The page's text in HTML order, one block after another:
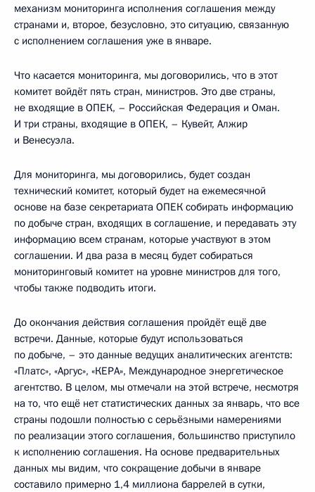
механизм мониторинга исполнения соглашения между
странами и, второе, безусловно, это ситуацию, связанную
с исполнением соглашения уже в январе.
Что касается мониторинга, мы договорились, что в этот
комитет войдёт пять стран, министров. Это две страны,
не входящие в ОПЕК, – Российская Федерация и Оман.
И три страны, входящие в ОПЕК, – Кувейт, Алжир
и Венесуэла.
Для мониторинга, мы договорились, будет создан
технический комитет, который будет на ежемесячной
основе на базе секретариата ОПЕК собирать информацию
по добыче стран, входящих в соглашение, и передавать эту
информацию всем странам, которые участвуют в этом
соглашении. И два раза в месяц будет собираться
мониторинговый комитет на уровне министров для того,
чтобы также подводить итоги.
До окончания действия соглашения пройдёт ещё две
встречи. Данные, которые будут использоваться
по добыче, – это данные ведущих аналитических агентств:
«Платс», «Аргус», «КЕРА», Международное энергетическое
агентство. В целом, мы отмечали на этой встрече, несмотря
на то, что ещё нет статистических данных за январь, что все
страны подошли полностью с серьёзными намерениями
по реализации этого соглашения, большинство приступило
к исполнению соглашения. На основе предварительных
данных мы видим, что сокращение добычи в январе
составило примерно 1,4 миллиона баррелей в сутки,